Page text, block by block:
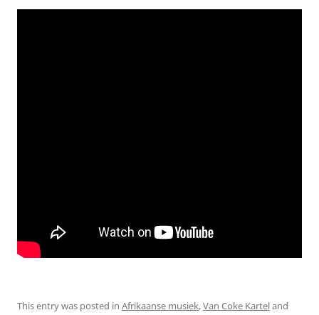
This entry was posted in Afrikaanse musiek,Van Coke Karteland